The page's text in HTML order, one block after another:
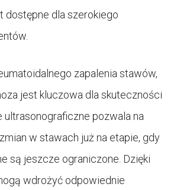
dostępne dla szerokiego
zapalenia stawów,
jest kluczowa dla skuteczności
ultrasonograficzne pozwala na
w stawach już na etapie, gdy
są jeszcze ograniczone. Dzięki
wdrożyć odpowiednie